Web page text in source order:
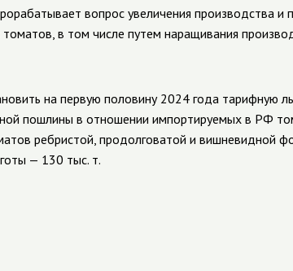
вопрос увеличения производства и
в том числе путем наращивания
на первую половину 2024 года тарифную
пошлины в отношении импортируемых в РФ
ребристой, продолговатой и вишневидной
— 130 тыс. т.